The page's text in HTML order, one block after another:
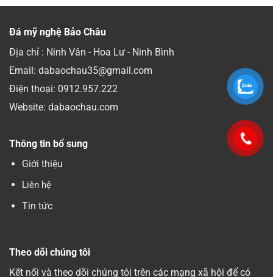
Đá mỹ nghệ Bảo Châu
Địa chỉ : Ninh Vân - Hoa Lư - Ninh Bình
Email: dabaochau35@gmail.com
Điện thoại: 0912.957.222
Website: dabaochau.com
Thông tin bổ sung
Giới thiệu
Liên hệ
Tin tức
Theo dõi chúng tôi
Kết nối và theo dõi chúng tôi trên các mạng xã hội để có